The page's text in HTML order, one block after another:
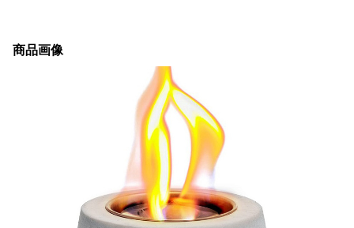
商品画像